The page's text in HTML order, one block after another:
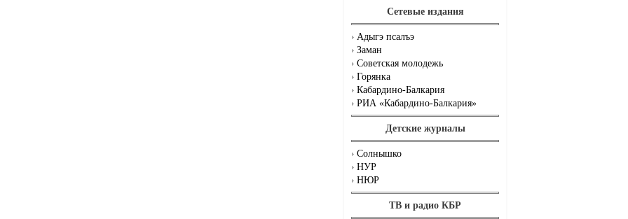
Сетевые издания
Адыгэ псалъэ
Заман
Советская молодежь
Горянка
Кабардино-Балкария
РИА «Кабардино-Балкария»
Детские журналы
Солнышко
НУР
НЮР
ТВ и радио КБР